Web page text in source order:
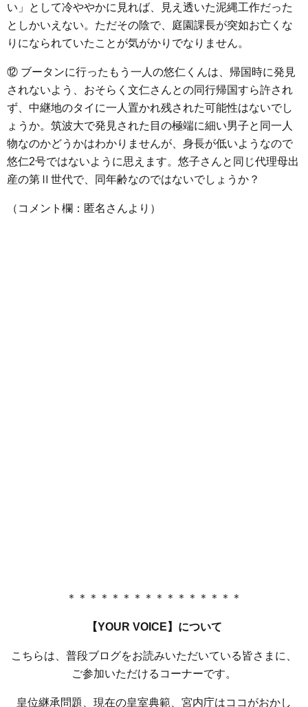
い」として冷ややかに見れば、見え透いた泥縄工作だった
としかいえない。ただその陰で、庭園課長が突如お亡くな
りになられていたことが気がかりでなりません。
⑫ ブータンに行ったもう一人の悠仁くんは、帰国時に発見
されないよう、おそらく文仁さんとの同行帰国すら許され
ず、中継地のタイに一人置かれ残された可能性はないでし
ょうか。筑波大で発見された目の極端に細い男子と同一人
物なのかどうかはわかりませんが、身長が低いようなので
悠仁2号ではないように思えます。悠子さんと同じ代理母出
産の第Ⅱ世代で、同年齢なのではないでしょうか？
（コメント欄：匿名さんより）
＊＊＊＊＊＊＊＊＊＊＊＊＊＊＊＊
【YOUR VOICE】について
こちらは、普段ブログをお読みいただいている皆さまに、
ご参加いただけるコーナーです。
皇位継承問題、現在の皇室典範、宮内庁はココがおかし